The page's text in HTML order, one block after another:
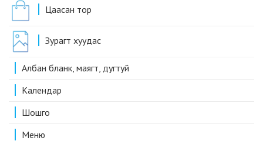
Цаасан тор
Зурагт хуудас
Албан бланк, маягт, дугтуй
Календар
Шошго
Меню